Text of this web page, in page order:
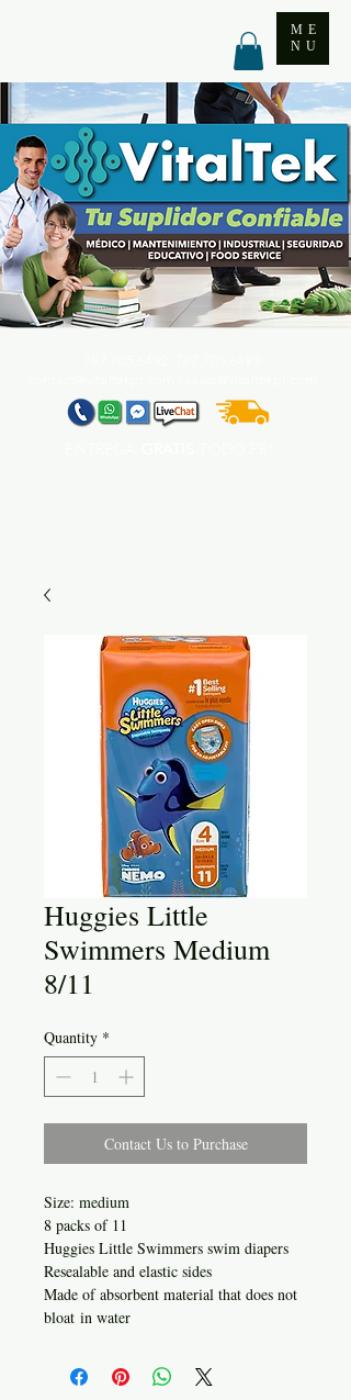
ME
NU
Huggies Little
Swimmers Medium
8/11
Quantity *
Contact Us to Purchase
Size: medium
8 packs of 11
Huggies Little Swimmers swim diapers
Resealable and elastic sides
Made of absorbent material that does not
bloat in water